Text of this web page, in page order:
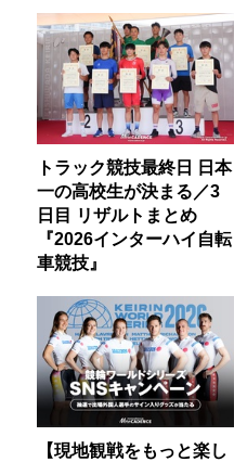
トラック競技最終日 日本
一の高校生が決まる／3
日目 リザルトまとめ
『2026インターハイ自転
車競技』
【現地観戦をもっと楽し